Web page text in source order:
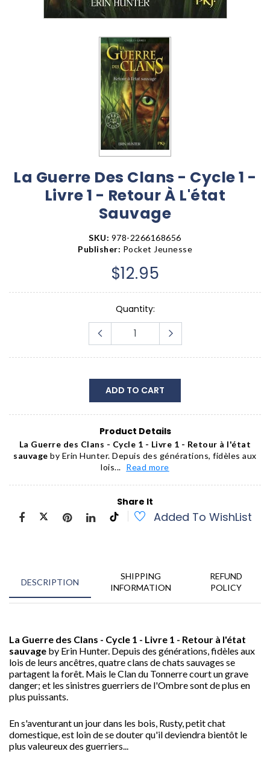
La Guerre Des Clans - Cycle 1 -
Livre 1 - Retour À L'état
Sauvage
SKU: 978-2266168656
Publisher: Pocket Jeunesse
$12.95
Quantity:
ADD TO CART
Product Details
La Guerre des Clans - Cycle 1 - Livre 1 - Retour à l'état
sauvage by Erin Hunter. Depuis des générations, fidèles aux
lois... Read more
Share It
Added To WishList
DESCRIPTION
SHIPPING
INFORMATION
REFUND
POLICY
La Guerre des Clans - Cycle 1 - Livre 1 - Retour à l'état
sauvage by Erin Hunter. Depuis des générations, fidèles aux
lois de leurs ancêtres, quatre clans de chats sauvages se
partagent la forêt. Mais le Clan du Tonnerre court un grave
danger; et les sinistres guerriers de l'Ombre sont de plus en
plus puissants.
En s'aventurant un jour dans les bois, Rusty, petit chat
domestique, est loin de se douter qu'il deviendra bientôt le
plus valeureux des guerriers...